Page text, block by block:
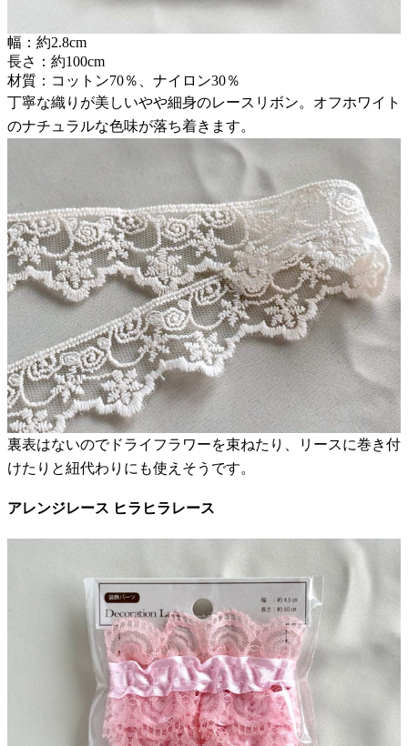
幅：約2.8cm
長さ：約100cm
材質：コットン70％、ナイロン30％
丁寧な織りが美しいやや細身のレースリボン。オフホワイト
のナチュラルな色味が落ち着きます。
裏表はないのでドライフラワーを束ねたり、リースに巻き付
けたりと紐代わりにも使えそうです。
アレンジレース ヒラヒラレース